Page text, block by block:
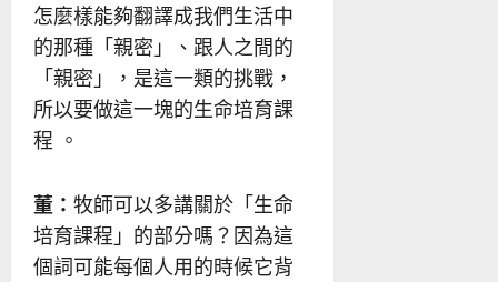
怎麼樣能夠翻譯成我們生活中
的那種「親密」、跟人之間的
「親密」，是這一類的挑戰，
所以要做這一塊的生命培育課
程 。
董： 牧師可以多講關於「生命
培育課程」的部分嗎？因為這
個詞可能每個人用的時候它背